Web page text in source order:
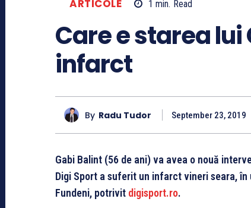
ARTICOLE 1 min. Read
Care e starea
infarct
By Radu Tudor September 23, 2019
Gabi Balint (56 de ani) va avea o nouă
Digi Sport a suferit un infarct vineri seara,
Fundeni, potrivit digisport.ro.